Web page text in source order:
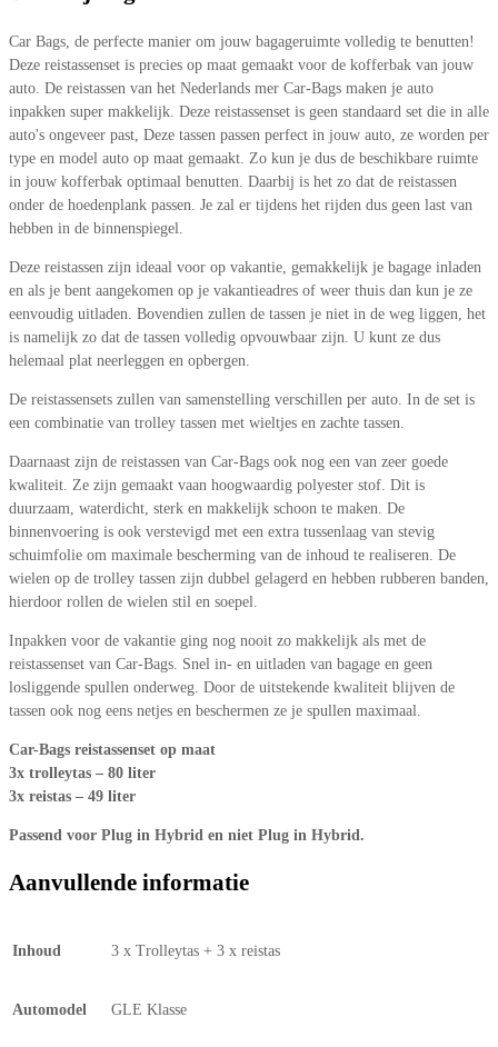
Car Bags, de perfecte manier om jouw bagageruimte volledig te benutten!
Deze reistassenset is precies op maat gemaakt voor de kofferbak van jouw
auto. De reistassen van het Nederlands mer Car-Bags maken je auto
inpakken super makkelijk. Deze reistassenset is geen standaard set die in alle
auto's ongeveer past, Deze tassen passen perfect in jouw auto, ze worden per
type en model auto op maat gemaakt. Zo kun je dus de beschikbare ruimte
in jouw kofferbak optimaal benutten. Daarbij is het zo dat de reistassen
onder de hoedenplank passen. Je zal er tijdens het rijden dus geen last van
hebben in de binnenspiegel.
Deze reistassen zijn ideaal voor op vakantie, gemakkelijk je bagage inladen
en als je bent aangekomen op je vakantieadres of weer thuis dan kun je ze
eenvoudig uitladen. Bovendien zullen de tassen je niet in de weg liggen, het
is namelijk zo dat de tassen volledig opvouwbaar zijn. U kunt ze dus
helemaal plat neerleggen en opbergen.
De reistassensets zullen van samenstelling verschillen per auto. In de set is
een combinatie van trolley tassen met wieltjes en zachte tassen.
Daarnaast zijn de reistassen van Car-Bags ook nog een van zeer goede
kwaliteit. Ze zijn gemaakt vaan hoogwaardig polyester stof. Dit is
duurzaam, waterdicht, sterk en makkelijk schoon te maken. De
binnenvoering is ook verstevigd met een extra tussenlaag van stevig
schuimfolie om maximale bescherming van de inhoud te realiseren. De
wielen op de trolley tassen zijn dubbel gelagerd en hebben rubberen banden,
hierdoor rollen de wielen stil en soepel.
Inpakken voor de vakantie ging nog nooit zo makkelijk als met de
reistassenset van Car-Bags. Snel in- en uitladen van bagage en geen
losliggende spullen onderweg. Door de uitstekende kwaliteit blijven de
tassen ook nog eens netjes en beschermen ze je spullen maximaal.
Car-Bags reistassenset op maat
3x trolleytas – 80 liter
3x reistas – 49 liter
Passend voor Plug in Hybrid en niet Plug in Hybrid.
Aanvullende informatie
Inhoud 3 x Trolleytas + 3 x reistas
Automodel GLE Klasse